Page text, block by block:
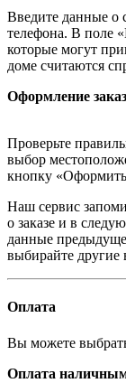
Введите данные о
телефона. В поле
которые могут
доме считаются
Оформление
Проверьте
выбор
кнопку «Оформить
Наш сервис
о заказе и в
данные
выбирайте другие
Оплата
Вы можете
Оплата